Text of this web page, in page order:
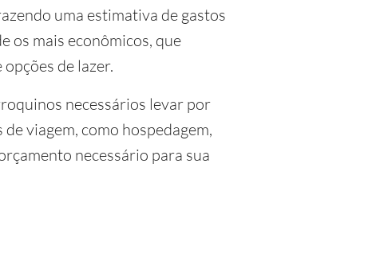
uma estimativa de gastos
os mais econômicos, que
de lazer.
necessários levar por
viagem, como hospedagem,
necessário para sua